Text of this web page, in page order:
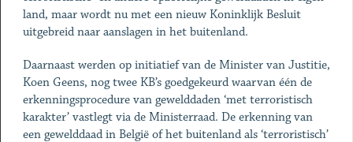
land, maar wordt nu met een nieuw Koninklijk Besluit
uitgebreid naar aanslagen in het buitenland.
Daarnaast werden op initiatief van de Minister van Justitie,
Koen Geens, nog twee KB’s goedgekeurd waarvan één de
erkenningsprocedure van gewelddaden ‘met terroristisch
karakter’ vastlegt via de Ministerraad. De erkenning van
een gewelddaad in België of het buitenland als ‘terroristisch’